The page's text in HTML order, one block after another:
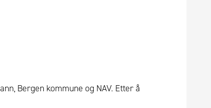
Bergen kommune og NAV. Etter å